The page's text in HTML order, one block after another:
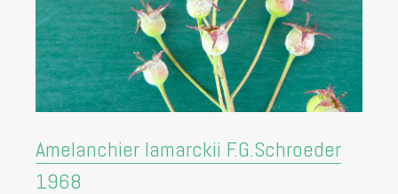
Amelanchier lamarckii F.G.Schroeder
1968